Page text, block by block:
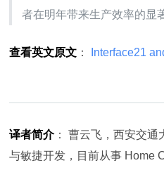
者在明年带来生产效率的显
查看英文原文 ： Interface21
译者简介： 曹云飞，西安交通
与敏捷开发，目前从事 Home